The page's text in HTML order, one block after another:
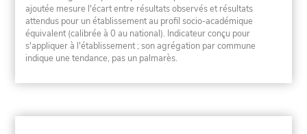
ajoutée mesure l'écart entre résultats observés et résultats
attendus pour un établissement au profil socio-académique
équivalent (calibrée à 0 au national). Indicateur conçu pour
s'appliquer à l'établissement ; son agrégation par commune
indique une tendance, pas un palmarès.